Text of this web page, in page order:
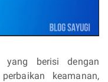
yang berisi dengan
keamanan,